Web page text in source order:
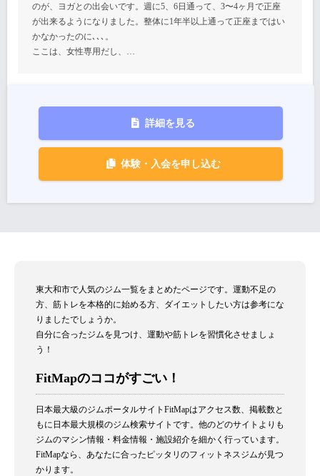
のが、ヨガとの出会いです。週に5、6日通って、3〜4ヶ月で正座
が出来るようになりました。整体に1年半以上通って正座まではい
かなかったのに､､､。
ここは、女性専用だし、…
詳細を見る
体験・入会を申し込む
東大和市で人気のジム一覧をまとめたページです。運動不足の
方、筋トレを本格的に始める方、ダイエットしたい方は参考にな
りましたでしょうか。
自分に合ったジムを見つけ、運動や筋トレを習慣化させましょ
う！
FitMapのココがすごい！
日本最大級のジムポータルサイトFitMapはアクセス数、掲載数と
もに日本最大規模のジム検索サイトです。他のどのサイトよりも
ジムのマシン情報・料金情報・施設紹介を細かく行っています。
FitMapなら、あなたに合ったピッタリのフィットネスジムが見つ
かります。